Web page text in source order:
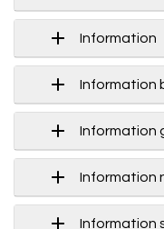
Information
Information
Information
Information
Information